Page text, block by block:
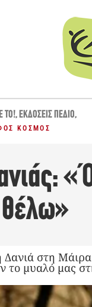
ΤΟ!,ΕΚΔΌΣΕΙΣ ΠΕΔΊΟ,
ΚΌΣΜΟΣ
θέλω»
στη
το μυαλό μας